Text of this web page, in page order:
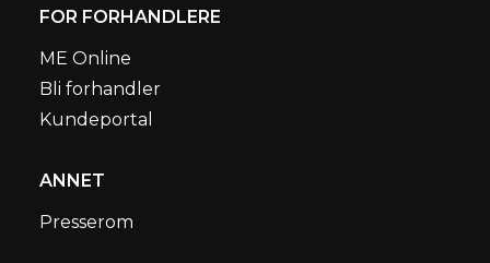
FOR FORHANDLERE
ME Online
Bli forhandler
Kundeportal
ANNET
Presserom